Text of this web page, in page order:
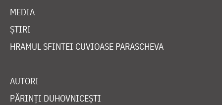
MEDIA
ȘTIRI
HRAMUL SFINTEI CUVIOASE PARASCHEVA
AUTORI
PĂRINȚI DUHOVNICEȘTI